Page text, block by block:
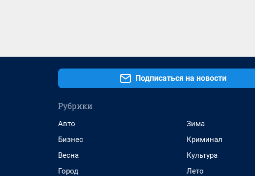
Подписаться на новости
Рубрики
Авто
Бизнес
Весна
Город
Зима
Криминал
Культура
Лето